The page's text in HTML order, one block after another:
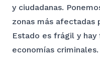
y ciudadanas.
zonas más afectadas
Estado es frágil y
economías criminales.